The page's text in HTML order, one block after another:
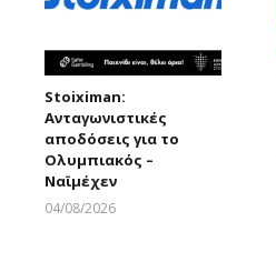
Stoiximan:
Ανταγωνιστικές
αποδόσεις για το
Ολυμπιακός –
Ναϊμέχεν
04/08/2026